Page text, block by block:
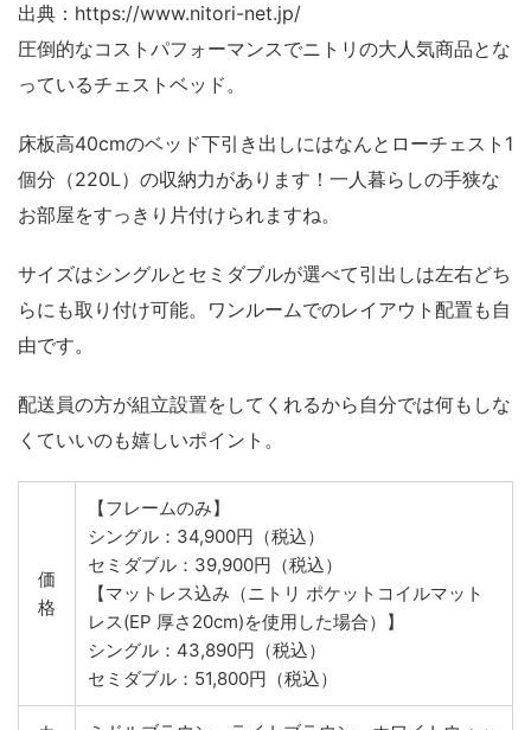
出典：https://www.nitori-net.jp/
圧倒的なコストパフォーマンスでニトリの大人気商品とな
っているチェストベッド。
床板高40cmのベッド下引き出しにはなんとローチェスト1
個分（220L）の収納力があります！一人暮らしの手狭な
お部屋をすっきり片付けられますね。
サイズはシングルとセミダブルが選べて引出しは左右どち
らにも取り付け可能。ワンルームでのレイアウト配置も自
由です。
配送員の方が組立設置をしてくれるから自分では何もしな
くていいのも嬉しいポイント。
価
格
【フレームのみ】
シングル：34,900円（税込）
セミダブル：39,900円（税込）
【マットレス込み（ニトリ ポケットコイルマット
レス(EP 厚さ20cm)を使用した場合）】
シングル：43,890円（税込）
セミダブル：51,800円（税込）